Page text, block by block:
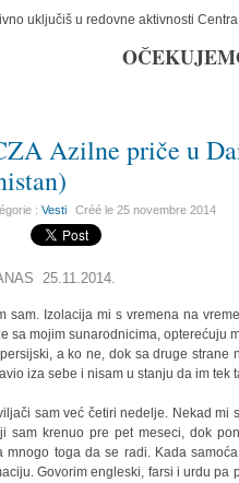
uključiš u redovne aktivnosti
Azilne priče u
:Vesti Créé le25 novembre 2014
25.11.2014.
sam. Izolacija mi s vremena na
sa mojim sunarodnicima, opterećuju
a ko ne, dok sa druge strane
iza sebe i nisam u stanju da im tek
sam već četiri nedelje. Nekad mi
sam krenuo pre pet meseci, dok
mnogo toga da se radi. Kada
Govorim engleski, farsi i urdu pa